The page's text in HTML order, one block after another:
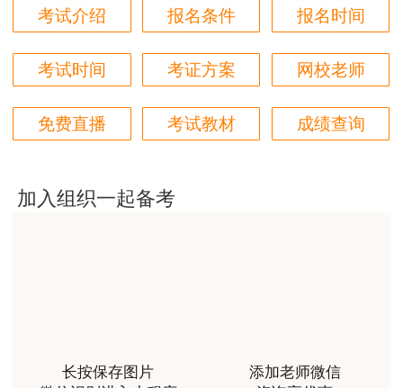
用户m2****18
用户hq****jp
性价比较高的一套课程，深耕领域多年的资深师资，
对知识点精准把握，内容深入浅出，理论和记忆口诀
用户m1****18
考试介绍 报名条件 报名时间
考试时间 考证方案 网校老师
免费直播 考试教材 成绩查询
加入组织一起备考
长按保存图片
添加老师微信